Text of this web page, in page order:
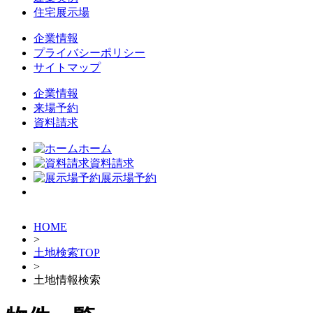
住宅展示場
企業情報
プライバシーポリシー
サイトマップ
企業情報
来場予約
資料請求
ホーム
資料請求
展示場予約
HOME
>
土地検索TOP
>
土地情報検索